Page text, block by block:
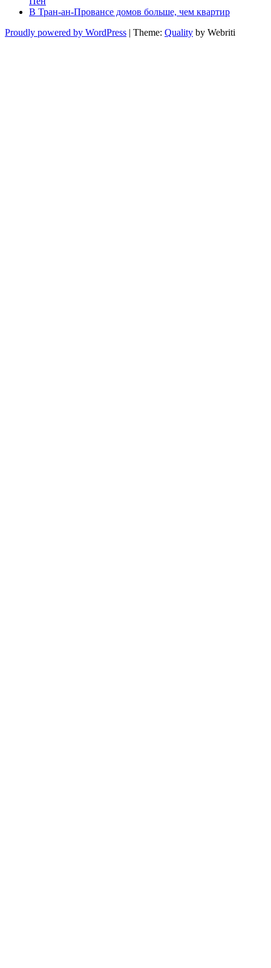
В Тран-ан-Провансе домов больше, чем квартир
Proudly powered by WordPress | Theme: Quality by Webriti